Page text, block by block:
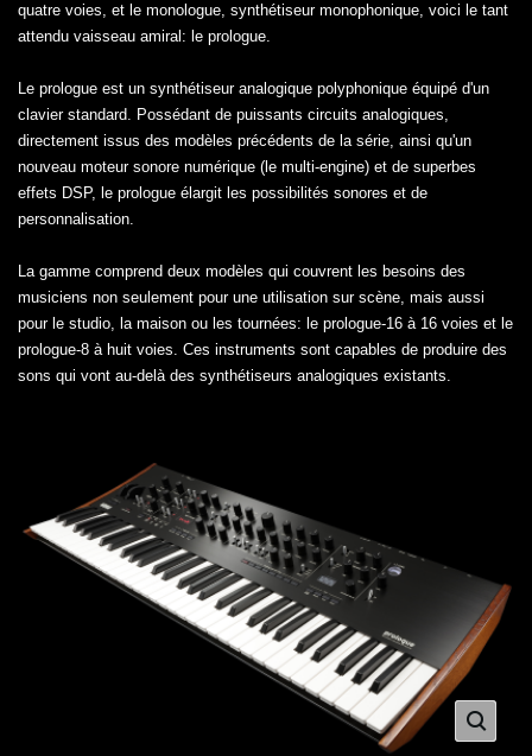
quatre voies, et le monologue, synthétiseur monophonique, voici le tant
attendu vaisseau amiral: le prologue.
Le prologue est un synthétiseur analogique polyphonique équipé d'un
clavier standard. Possédant de puissants circuits analogiques,
directement issus des modèles précédents de la série, ainsi qu'un
nouveau moteur sonore numérique (le multi-engine) et de superbes
effets DSP, le prologue élargit les possibilités sonores et de
personnalisation.
La gamme comprend deux modèles qui couvrent les besoins des
musiciens non seulement pour une utilisation sur scène, mais aussi
pour le studio, la maison ou les tournées: le prologue-16 à 16 voies et le
prologue-8 à huit voies. Ces instruments sont capables de produire des
sons qui vont au-delà des synthétiseurs analogiques existants.